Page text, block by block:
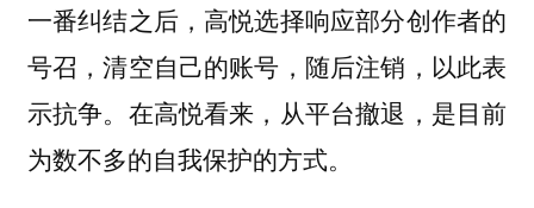
一番纠结之后，高悦选择响应部分创作者的
号召，清空自己的账号，随后注销，以此表
示抗争。在高悦看来，从平台撤退，是目前
为数不多的自我保护的方式。